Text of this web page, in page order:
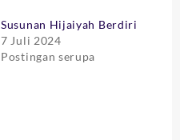
Susunan Hijaiyah Berdiri
7 Juli 2024
Postingan serupa